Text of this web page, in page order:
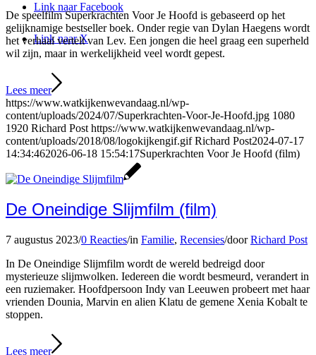
Link naar Facebook
Link naar X
De speelfilm Superkrachten Voor Je Hoofd is gebaseerd op het
gelijknamige bestseller boek. Onder regie van Dylan Haegens wordt
het verhaal vertelt van Lev. Een jongen die heel graag een superheld
wil zijn, maar in werkelijkheid veel wordt gepest.
Lees meer
https://www.watkijkenwevandaag.nl/wp-
content/uploads/2024/07/Superkrachten-Voor-Je-Hoofd.jpg 1080
1920 Richard Post https://www.watkijkenwevandaag.nl/wp-
content/uploads/2018/08/logokijkengif.gif Richard Post2024-07-17
14:34:462026-06-18 15:54:17Superkrachten Voor Je Hoofd (film)
De Oneindige Slijmfilm (film)
7 augustus 2023/0 Reacties/in Familie, Recensies/doorRichard Post
In De Oneindige Slijmfilm wordt de wereld bedreigd door
mysterieuze slijmwolken. Iedereen die wordt besmeurd, verandert in
een ruziemaker. Hoofdpersoon Indy van Leeuwen probeert met haar
vrienden Dounia, Marvin en alien Klatu de gemene Xenia Kobalt te
stoppen.
Lees meer